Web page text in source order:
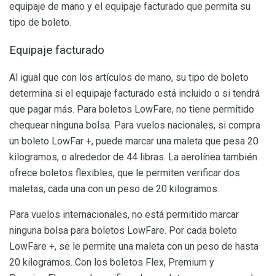
equipaje de mano y el equipaje facturado que permita su
tipo de boleto.
Equipaje facturado
Al igual que con los artículos de mano, su tipo de boleto
determina si el equipaje facturado está incluido o si tendrá
que pagar más. Para boletos LowFare, no tiene permitido
chequear ninguna bolsa. Para vuelos nacionales, si compra
un boleto LowFar +, puede marcar una maleta que pesa 20
kilogramos, o alrededor de 44 libras. La aerolínea también
ofrece boletos flexibles, que le permiten verificar dos
maletas, cada una con un peso de 20 kilogramos.
Para vuelos internacionales, no está permitido marcar
ninguna bolsa para boletos LowFare. Por cada boleto
LowFare +, se le permite una maleta con un peso de hasta
20 kilogramos. Con los boletos Flex, Premium y